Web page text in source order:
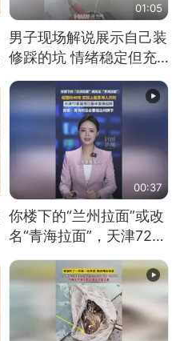
01:05
男子现场解说展示自己装
修踩的坑 情绪稳定但充
满无奈 每处都有精心设
计 但每处都有瑕疵 网
友：一开始我没笑 但看
到洗手盆我没绷住
00:37
你楼下的“兰州拉面”或改
名“青海拉面”，天津72家
面馆已集体更换招牌